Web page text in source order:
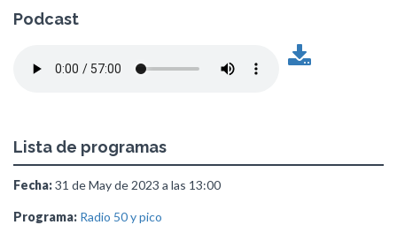
Podcast
Lista de programas
Fecha:31 de May de 2023 a las 13:00
Programa: Radio 50 y pico